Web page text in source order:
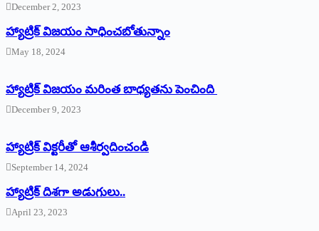
December 2, 2023
హ్యాట్రిక్‌ విజయం సాధించబోతున్నాం
May 18, 2024
హ్యాట్రిక్ విజయం మరింత బాధ్యతను పెంచింది
December 9, 2023
హ్యాట్రిక్‌ ‌విక్టరీతో ఆశీర్వదించండి
September 14, 2024
‌హ్యాట్రిక్‌ ‌దిశగా అడుగులు..
April 23, 2023